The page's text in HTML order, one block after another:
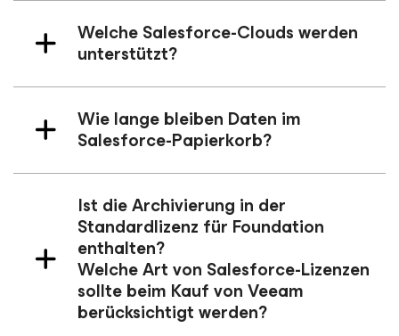
Welche Salesforce-Clouds werden
unterstützt?
Wie lange bleiben Daten im
Salesforce-Papierkorb?
Ist die Archivierung in der
Standardlizenz für Foundation
enthalten?
Welche Art von Salesforce-Lizenzen
sollte beim Kauf von Veeam
berücksichtigt werden?